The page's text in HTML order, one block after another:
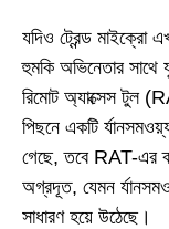
যদিও ট্রেন্ড মাইক্রো
হুমকি অভিনেতার সাথে
রিমোট অ্যাক্সেস টুল
পিছনে একটি
গেছে, তবে RAT-এর
অগ্রদূত, যেমন
সাধারণ হয়ে উঠেছে।